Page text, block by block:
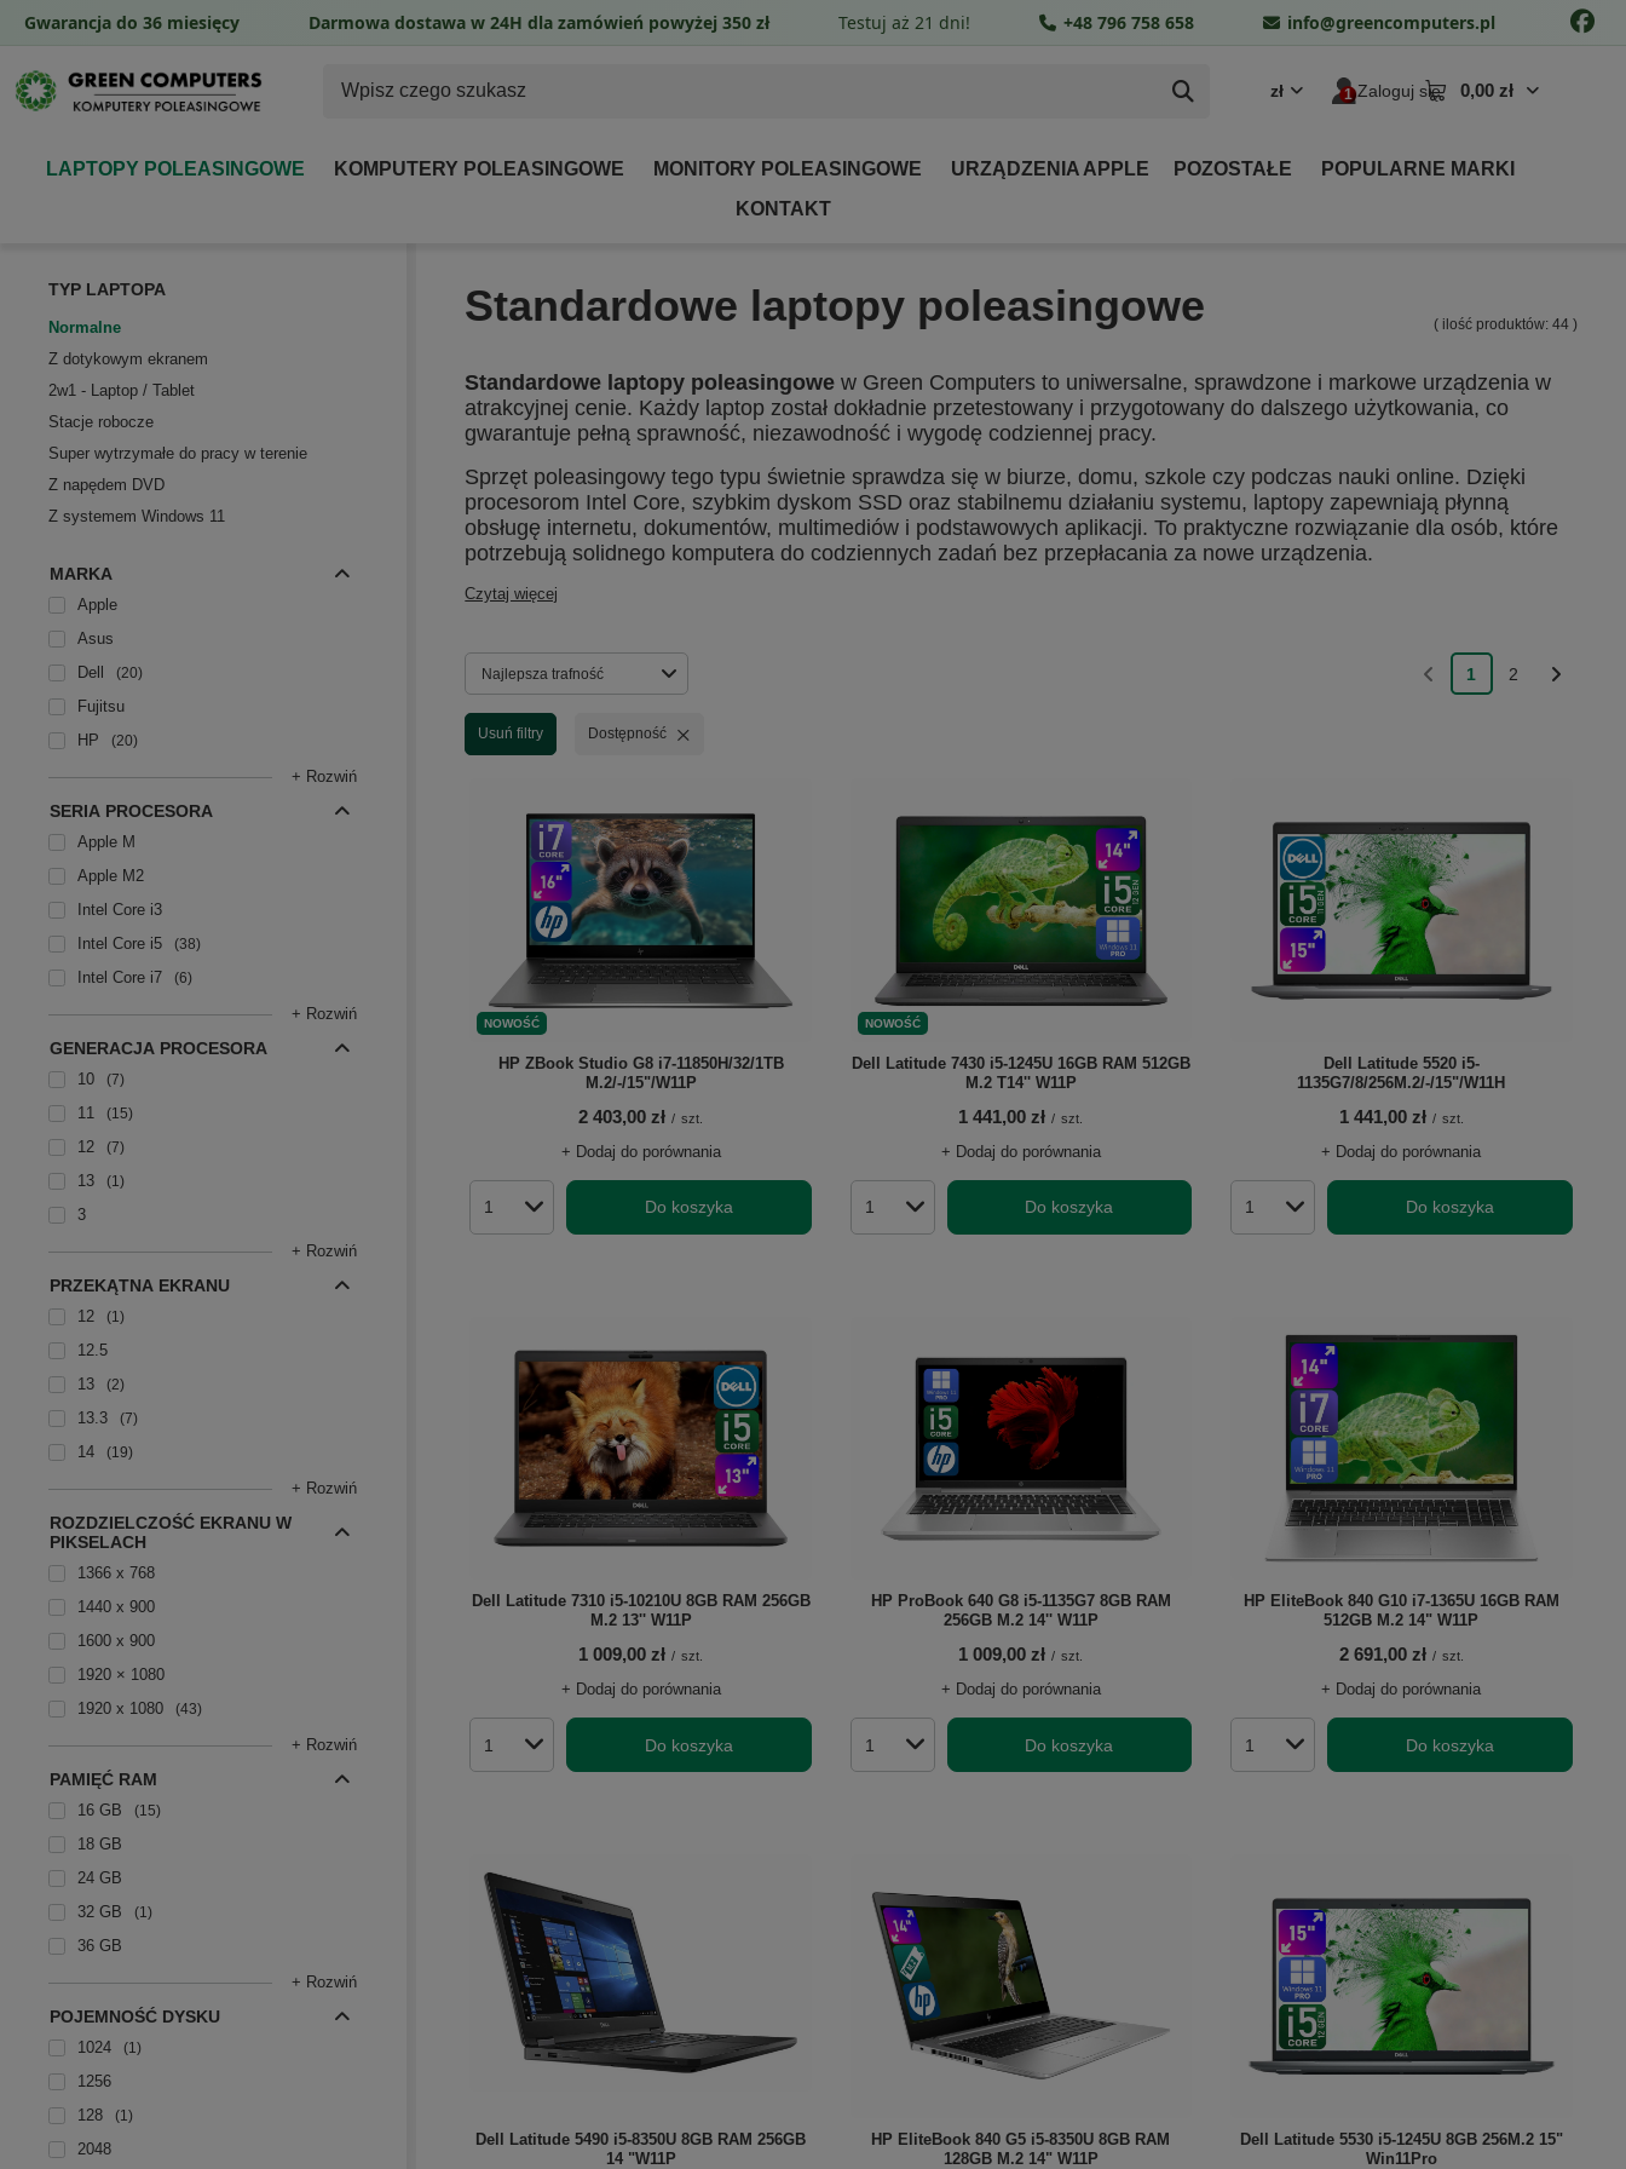
zł Zaloguj się 0,00 zł
LAPTOPY POLEASINGOWE KOMPUTERY POLEASINGOWE MONITORY POLEASINGOWE URZĄDZENIA APPLE POZOSTAŁE
POPULARNE MARKI
KONTAKT
TYP LAPTOPA
Normalne
Z dotykowym ekranem
2w1 - Laptop / Tablet
Stacje robocze
Super wytrzymałe do pracy w terenie
Z napędem DVD
Z systemem Windows 11
MARKA
Apple
Asus
Dell
20
Fujitsu
HP
20
+ Rozwiń
SERIA PROCESORA
Apple M
Apple M2
Intel Core i3
Intel Core i5
38
Intel Core i7 6
+ Rozwiń
GENERACJA PROCESORA
10 7
11 15
12 7
13 1
3
+ Rozwiń
PRZEKĄTNA EKRANU
12 1
12.5
13
2
13.3 7
14 19
+ Rozwiń
ROZDZIELCZOŚĆ EKRANU W
PIKSELACH
1366 x 768
1440 x 900
1600 x 900
1920 × 1080
1920 x 1080
43
+ Rozwiń
PAMIĘĆ RAM
16 GB 15
18 GB
24 GB
32 GB
1
36 GB
+ Rozwiń
POJEMNOŚĆ DYSKU
1024 1
1256
128
1
2048
Standardowe laptopy poleasingowe ( ilość produktów: 44)
Standardowe laptopy poleasingowe w Green Computers to uniwersalne, sprawdzone i markowe urządzenia w
atrakcyjnej cenie. Każdy laptop został dokładnie przetestowany i przygotowany do dalszego użytkowania, co
gwarantuje pełną sprawność, niezawodność i wygodę codziennej pracy.
Sprzęt poleasingowy tego typu świetnie sprawdza się w biurze, domu, szkole czy podczas nauki online. Dzięki
procesorom Intel Core, szybkim dyskom SSD oraz stabilnemu działaniu systemu, laptopy zapewniają płynną
obsługę internetu, dokumentów, multimediów i podstawowych aplikacji. To praktyczne rozwiązanie dla osób, które
potrzebują solidnego komputera do codziennych zadań bez przepłacania za nowe urządzenia.
Czytaj więcej
Zmień sortowanie
Najlepsza trafność 1 2
Usuń filtry Usuń filtr
Dostępność
NOWOŚĆ
HP ZBook Studio G8 i7-11850H/32/1TB
M.2/-/15"/W11P
2 403,00 zł / szt.
+ Dodaj do porównania
Ilość produktów Do koszyka
NOWOŚĆ
Dell Latitude 7430 i5-1245U 16GB RAM 512GB
M.2 T14'' W11P
1 441,00 zł / szt.
+ Dodaj do porównania
Ilość produktów Do koszyka
Dell Latitude 5520 i5-
1135G7/8/256M.2/-/15"/W11H
1 441,00 zł / szt.
+ Dodaj do porównania
Ilość produktów Do koszyka
Dell Latitude 7310 i5-10210U 8GB RAM 256GB
M.2 13'' W11P
1 009,00 zł / szt.
+ Dodaj do porównania
Ilość produktów Do koszyka
HP ProBook 640 G8 i5-1135G7 8GB RAM
256GB M.2 14'' W11P
1 009,00 zł / szt.
+ Dodaj do porównania
Ilość produktów Do koszyka
HP EliteBook 840 G10 i7-1365U 16GB RAM
512GB M.2 14" W11P
2 691,00 zł / szt.
+ Dodaj do porównania
Ilość produktów Do koszyka
Dell Latitude 5490 i5-8350U 8GB RAM 256GB
14 "W11P
HP EliteBook 840 G5 i5-8350U 8GB RAM
128GB M.2 14" W11P
Dell Latitude 5530 i5-1245U 8GB 256M.2 15"
Win11Pro
Gwarancja do 36 miesięcy Darmowa dostawa w 24H dla zamówień powyżej 350 zł Testuj aż 21 dni! +48 796 758 658 info@greencomputers.pl